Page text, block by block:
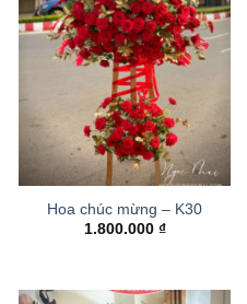
Hoa chúc mừng – K30
1.800.000 ₫